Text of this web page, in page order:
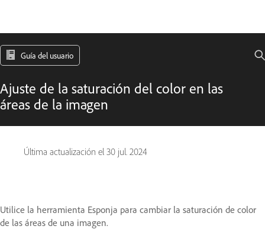
Guía del usuario
Ajuste de la saturación del color en las
áreas de la imagen
Última actualización el 30 jul. 2024
Utilice la herramienta Esponja para cambiar la saturación de color
de las áreas de una imagen.